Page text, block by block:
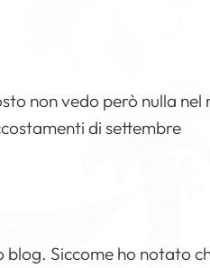
non vedo però nulla
di settembre
blog. Siccome ho notato